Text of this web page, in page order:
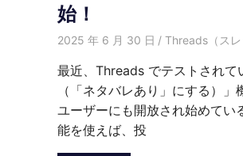
始！
2025 年 6 月 30 日 愛麗絲
Threads（ス
最近、Threads でテストされて
（「ネタバレあり」にする）
ユーザーにも開放され始めてい
能を使えば、投